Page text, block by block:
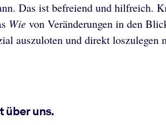
Das ist befreiend und hilfreich.
Wie von Veränderungen in den
auszuloten und direkt loszulegen
über uns.